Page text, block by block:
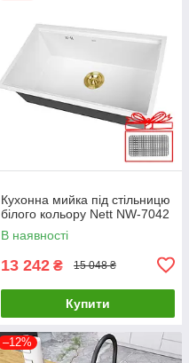
Кухонна мийка під стільницю
білого кольору Nett NW-7042
В наявності
13 242 ₴ 15 048 ₴
Купити
–12%